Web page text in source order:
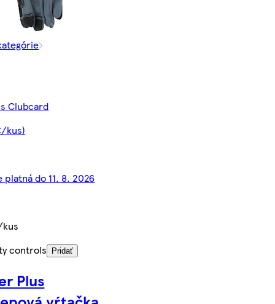
Clubcard
kus)
platná do 11. 8. 2026
controls
Pridať
Plus